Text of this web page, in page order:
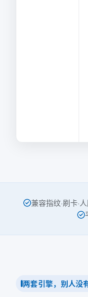
兼容指纹·刷卡·
两套引擎，别人没